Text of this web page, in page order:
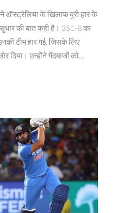
ऑस्ट्रेलिया के खिलाफ बुरी हार के
सुधार की बात कही है। 351-8 का
टीम हार गई, जिसके लिए
दिया। उन्होंने गेंदबाजों को